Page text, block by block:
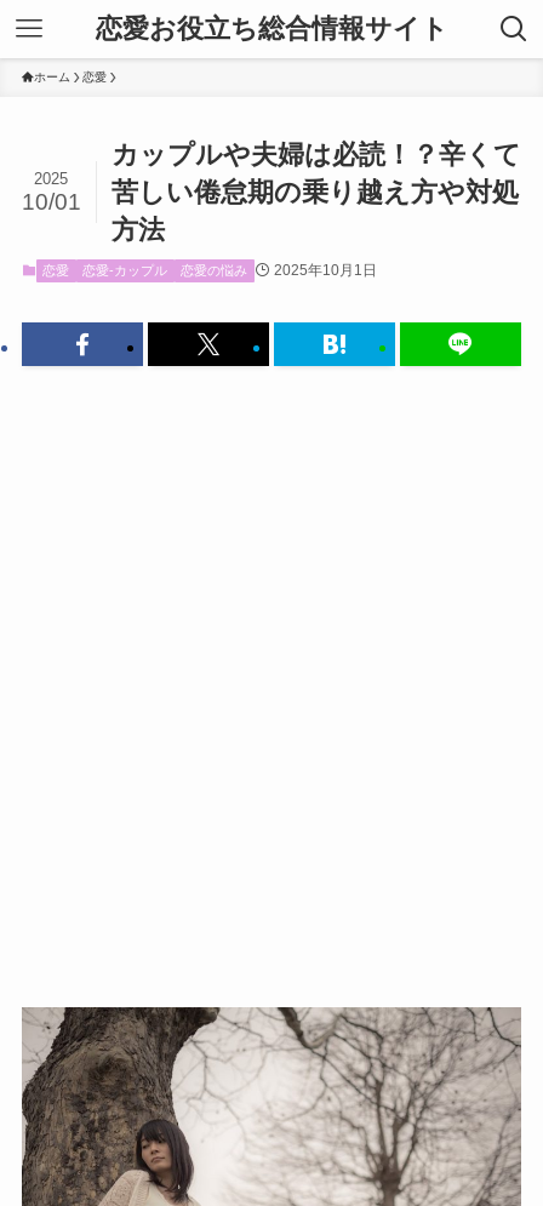
恋愛お役立ち総合情報サイト
ホーム 恋愛
カップルや夫婦は必読！？辛くて
苦しい倦怠期の乗り越え方や対処
方法
2025
10/01
恋愛 恋愛-カップル 恋愛の悩み 2025年10月1日